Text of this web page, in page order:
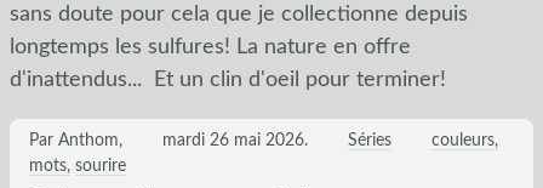
sans doute pour cela que je collectionne depuis
longtemps les sulfures! La nature en offre
d'inattendus... Et un clin d'oeil pour terminer!
Par Anthom, mardi 26 mai 2026. Séries
couleurs
mots sourire